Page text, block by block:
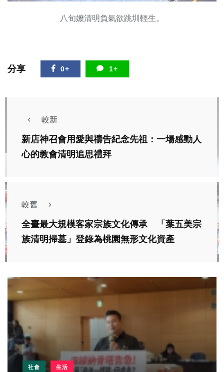
八旬嬤清明負氣欲跳圳輕生。
分享 0+ 1+
較新
新店神召會用愛與禱告紀念先祖：一場感動人
心的教會清明追思禮拜
較舊
全臺最大規模客家宗族文化傳承 「葉五美宗
族清明掃墓」登錄為桃園無形文化資產
社會 生活